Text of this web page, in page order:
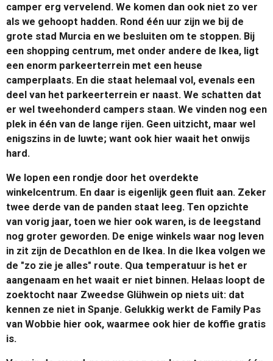
camper erg vervelend. We komen dan ook niet zo ver
als we gehoopt hadden. Rond één uur zijn we bij de
grote stad Murcia en we besluiten om te stoppen. Bij
een shopping centrum, met onder andere de Ikea, ligt
een enorm parkeerterrein met een heuse
camperplaats. En die staat helemaal vol, evenals een
deel van het parkeerterrein er naast. We schatten dat
er wel tweehonderd campers staan. We vinden nog een
plek in één van de lange rijen. Geen uitzicht, maar wel
enigszins in de luwte; want ook hier waait het onwijs
hard.
We lopen een rondje door het overdekte
winkelcentrum. En daar is eigenlijk geen fluit aan. Zeker
twee derde van de panden staat leeg. Ten opzichte
van vorig jaar, toen we hier ook waren, is de leegstand
nog groter geworden. De enige winkels waar nog leven
in zit zijn de Decathlon en de Ikea. In die Ikea volgen we
de "zo zie je alles" route. Qua temperatuur is het er
aangenaam en het waait er niet binnen. Helaas loopt de
zoektocht naar Zweedse Glühwein op niets uit: dat
kennen ze niet in Spanje. Gelukkig werkt de Family Pas
van Wobbie hier ook, waarmee ook hier de koffie gratis
is.